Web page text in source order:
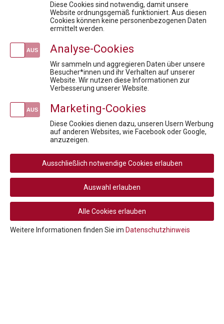
News
10. Rare Diseases Dialog - Keynote Präsentation
6. Rare Diseases Dialog: Forschungsregister für Seltene Erkrankungen
Veranstaltungen
Pharma meets Politics & Payers: Klar. Überzeugend. Wirksam.
Parallelhandel mit Arzneimitteln in Österreich und in der EU
Fit für die Prüfung - Pharmareferent:innen Vorbereitungskurs
Compliance: Must-Have Modul 3
Newsletteranmeldung
Social
Diese Cookies sind notwendig, damit unsere
Website ordnungsgemäß funktioniert. Aus diesen
Cookies können keine personenbezogenen Daten
ermittelt werden.
Analyse-Cookies
Wir sammeln und aggregieren Daten über unsere
Besucher*innen und ihr Verhalten auf unserer
Website. Wir nutzen diese Informationen zur
Verbesserung unserer Website.
Marketing-Cookies
Diese Cookies dienen dazu, unseren Usern Werbung
auf anderen Websites, wie Facebook oder Google,
anzuzeigen.
Ausschließlich notwendige Cookies erlauben
Auswahl erlauben
Alle Cookies erlauben
Weitere Informationen finden Sie im Datenschutzhinweis